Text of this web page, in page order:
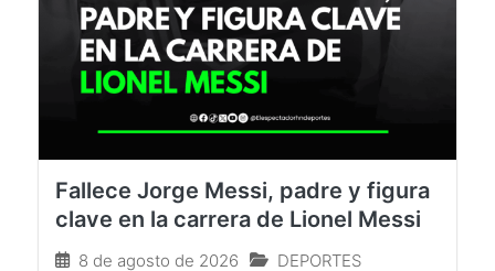
Fallece Jorge Messi, padre y figura